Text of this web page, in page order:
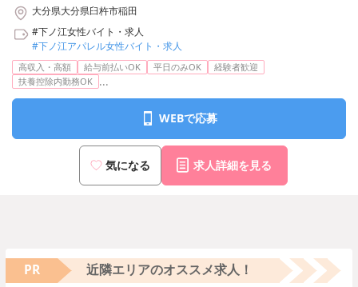
大分県大分県臼杵市稲田
#下ノ江女性バイト・求人
#下ノ江アパレル女性バイト・求人
高収入・高額 給与前払いOK 平日のみOK
経験者歓迎
扶養控除内勤務OK ...
WEBで応募
気になる 求人詳細を見る
PR 近隣エリアのオススメ求人！